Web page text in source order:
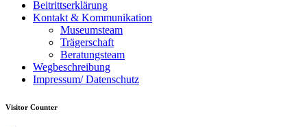
Beitrittserklärung
Kontakt & Kommunikation
Museumsteam
Trägerschaft
Beratungsteam
Wegbeschreibung
Impressum/ Datenschutz
Visitor Counter